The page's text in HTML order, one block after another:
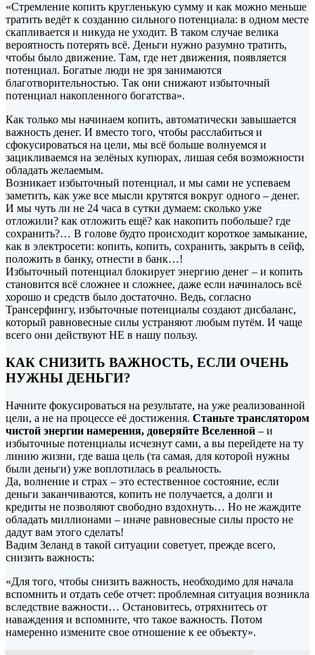
«Стремление копить кругленькую сумму и как можно меньше
тратить ведёт к созданию сильного потенциала: в одном месте
скапливается и никуда не уходит. В таком случае велика
вероятность потерять всё. Деньги нужно разумно тратить,
чтобы было движение. Там, где нет движения, появляется
потенциал. Богатые люди не зря занимаются
благотворительностью. Так они снижают избыточный
потенциал накопленного богатства».
Как только мы начинаем копить, автоматически завышается
важность денег. И вместо того, чтобы расслабиться и
сфокусироваться на цели, мы всё больше волнуемся и
зацикливаемся на зелёных купюрах, лишая себя возможности
обладать желаемым.
Возникает избыточный потенциал, и мы сами не успеваем
заметить, как уже все мысли крутятся вокруг одного – денег.
И мы чуть ли не 24 часа в сутки думаем: сколько уже
отложили? как отложить ещё? как накопить побольше? где
сохранить?… В голове будто происходит короткое замыкание,
как в электросети: копить, копить, сохранить, закрыть в сейф,
положить в банку, отнести в банк…!
Избыточный потенциал блокирует энергию денег – и копить
становится всё сложнее и сложнее, даже если начиналось всё
хорошо и средств было достаточно. Ведь, согласно
Трансерфингу, избыточные потенциалы создают дисбаланс,
который равновесные силы устраняют любым путём. И чаще
всего они действуют НЕ в нашу пользу.
КАК СНИЗИТЬ ВАЖНОСТЬ, ЕСЛИ ОЧЕНЬ
НУЖНЫ ДЕНЬГИ?
Начните фокусироваться на результате, на уже реализованной
цели, а не на процессе её достижения. Станьте транслятором
чистой энергии намерения, доверяйте Вселенной – и
избыточные потенциалы исчезнут сами, а вы перейдете на ту
линию жизни, где ваша цель (та самая, для которой нужны
были деньги) уже воплотилась в реальность.
Да, волнение и страх – это естественное состояние, если
деньги заканчиваются, копить не получается, а долги и
кредиты не позволяют свободно вздохнуть… Но не жаждите
обладать миллионами – иначе равновесные силы просто не
дадут вам этого сделать!
Вадим Зеланд в такой ситуации советует, прежде всего,
снизить важность:
«Для того, чтобы снизить важность, необходимо для начала
вспомнить и отдать себе отчет: проблемная ситуация возникла
вследствие важности… Остановитесь, отряхнитесь от
наваждения и вспомните, что такое важность. Потом
намеренно измените свое отношение к ее объекту».